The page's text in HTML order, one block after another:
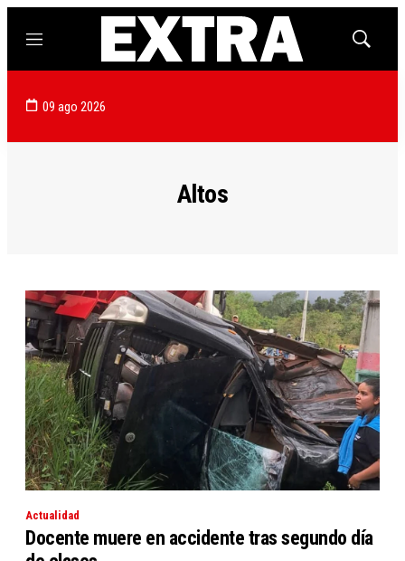
Menú
Mostrar
09 ago 2026
Altos
Actualidad
Docente muere en accidente tras segundo día